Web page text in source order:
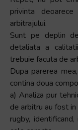
privinta
arbitrajului.
Sunt pe deplin
detaliata a
trebuie facuta de
Dupa parerea
contina doua
a) Analiza pur
de arbitru au fost
rugby,